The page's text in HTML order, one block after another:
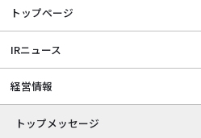
トップページ
IRニュース
経営情報
トップメッセージ